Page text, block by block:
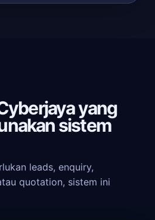
yang
sistem
leads, enquiry,
quotation, sistem ini